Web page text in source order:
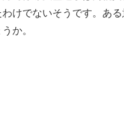
けでないそうです。あ
か。